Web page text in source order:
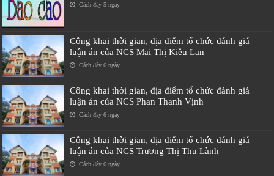
Cách đây 5 ngày
Công khai thời gian, địa điểm tổ chức đánh giá
luận án của NCS Mai Thị Kiều Lan
Cách đây 6 ngày
Công khai thời gian, địa điểm tổ chức đánh giá
luận án của NCS Phan Thanh Vịnh
Cách đây 6 ngày
Công khai thời gian, địa điểm tổ chức đánh giá
luận án của NCS Trương Thị Thu Lành
Cách đây 6 ngày